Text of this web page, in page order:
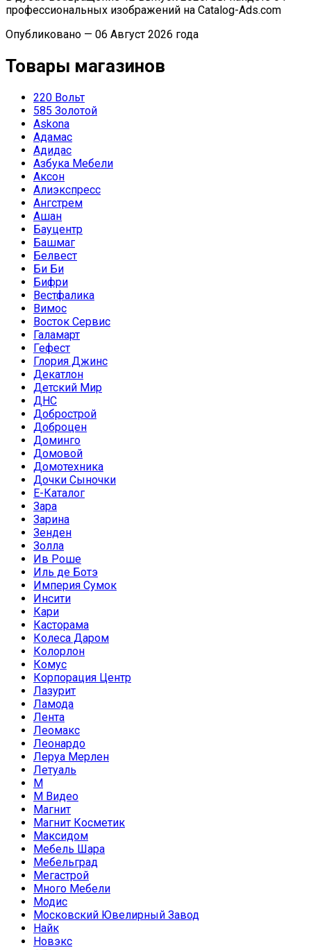
профессиональных изображений на Catalog-Ads.com
Опубликовано — 06 Август 2026 года
Товары магазинов
220 Вольт
585 Золотой
Askona
Адамас
Адидас
Азбука Мебели
Аксон
Алиэкспресс
Ангстрем
Ашан
Бауцентр
Башмаг
Белвест
Би Би
Бифри
Вестфалика
Вимос
Восток Сервис
Галамарт
Гефест
Глория Джинс
Декатлон
Детский Мир
ДНС
Добрострой
Доброцен
Доминго
Домовой
Домотехника
Дочки Сыночки
Е-Каталог
Зара
Зарина
Зенден
Золла
Ив Роше
Иль де Ботэ
Империя Сумок
Инсити
Кари
Касторама
Колеса Даром
Колорлон
Комус
Корпорация Центр
Лазурит
Ламода
Лента
Леомакс
Леонардо
Леруа Мерлен
Летуаль
М
М Видео
Магнит
Магнит Косметик
Максидом
Мебель Шара
Мебельград
Мегастрой
Много Мебели
Модис
Московский Ювелирный Завод
Найк
Новэкс